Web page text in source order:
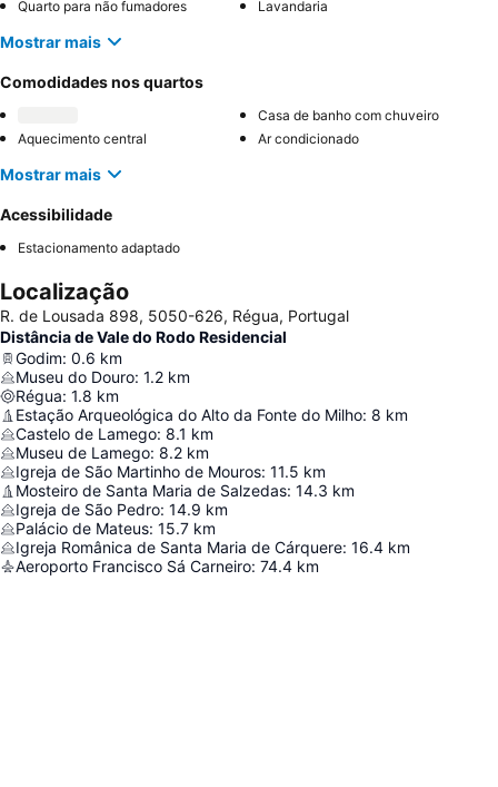
Quarto para não fumadores Lavandaria
Mostrar mais
Comodidades nos quartos
Casa de banho com chuveiro
Aquecimento central
Ar condicionado
Mostrar mais
Acessibilidade
Estacionamento adaptado
Localização
R. de Lousada 898, 5050-626, Régua, Portugal
Distância de Vale do Rodo Residencial
Godim: 0.6 km
Museu do Douro: 1.2 km
Régua: 1.8 km
Estação Arqueológica do Alto da Fonte do Milho: 8 km
Castelo de Lamego: 8.1 km
Museu de Lamego: 8.2 km
Igreja de São Martinho de Mouros: 11.5 km
Mosteiro de Santa Maria de Salzedas: 14.3 km
Igreja de São Pedro: 14.9 km
Palácio de Mateus: 15.7 km
Igreja Românica de Santa Maria de Cárquere: 16.4 km
Aeroporto Francisco Sá Carneiro: 74.4 km